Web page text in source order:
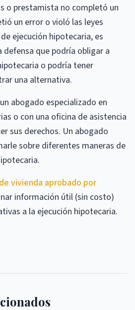
o prestamista no completó un
un error o violó las leyes
ejecución hipotecaria, es
defensa que podría obligar a
o podría tener
una alternativa.
abogado especializado en
o con una oficina de asistencia
sus derechos. Un abogado
sobre diferentes maneras de
vivienda aprobado por
información útil (sin costo)
a la ejecución hipotecaria.